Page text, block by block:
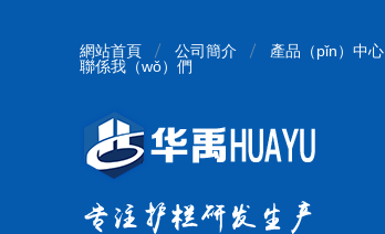
網站首頁 公司簡介 產品（pǐn）中心
聯係我（wǒ）們